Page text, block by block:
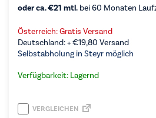
oder ca. €21 mtl. bei 60 Monaten
Österreich: Gratis Versand
Deutschland: +€19,80 Versand
Selbstabholung in Steyr möglich
Verfügbarkeit: Lagernd
VERGLEICHEN